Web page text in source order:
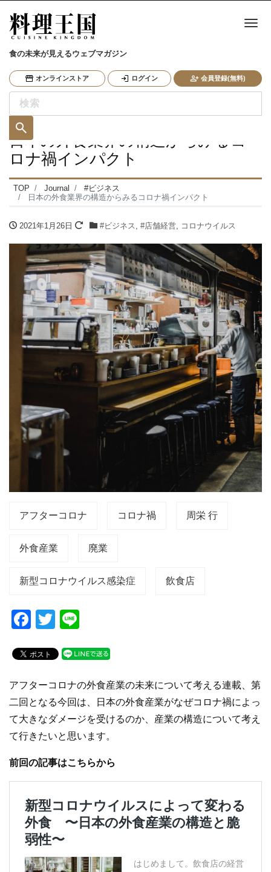
食の未来が見えるウェブマガジン
オンラインストア ログイン 会員登録(無料)
ナ
日本の外食業界の構造からみるコ
ロナ禍インパクト
TOP Journal
#ビジネス
日本の外食業界の構造からみるコロナ禍インパクト
2021年1月26日 #ビジネス, #店舗経営, コロナウイルス
アフターコロナ コロナ禍 周栄 行
外食産業 廃業
新型コロナウイルス感染症 飲食店
F
c
e
b
o
o
k
T
tt
er
e
アフターコロナの外食産業の未来について考える連載、第
二回となる今回は、日本の外食産業がなぜコロナ禍によっ
て大きなダメージを受けるのか、産業の構造について考え
て行きたいと思います。
前回の記事はこちらから